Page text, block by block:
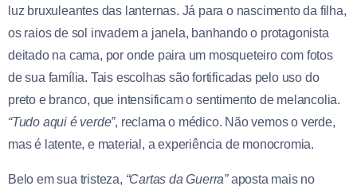
luz bruxuleantes das lanternas. Já para o nascimento da filha,
os raios de sol invadem a janela, banhando o protagonista
deitado na cama, por onde paira um mosqueteiro com fotos
de sua família. Tais escolhas são fortificadas pelo uso do
preto e branco, que intensificam o sentimento de melancolia.
“Tudo aqui é verde”, reclama o médico. Não vemos o verde,
mas é latente, e material, a experiência de monocromia.
Belo em sua tristeza, “Cartas da Guerra”aposta mais no